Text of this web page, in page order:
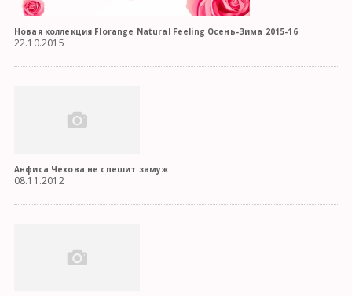
Новая коллекция Florange Natural Feeling Осень-Зима 2015-16
22.10.2015
Анфиса Чехова не спешит замуж
08.11.2012